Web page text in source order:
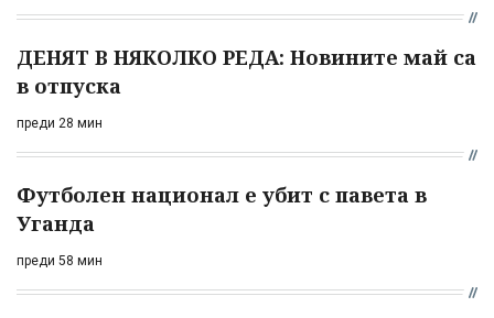
ДЕНЯТ В НЯКОЛКО РЕДА: Новините май са
в отпуска
преди 28 мин
Футболен национал е убит с павета в
Уганда
преди 58 мин